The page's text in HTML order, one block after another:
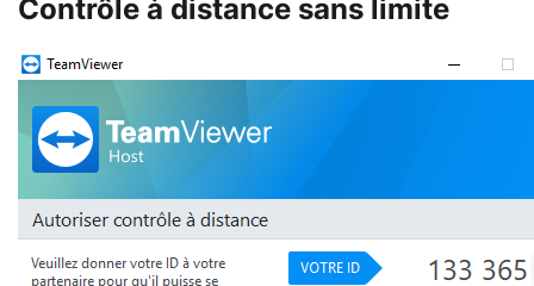
Contrôle à distance sans limite